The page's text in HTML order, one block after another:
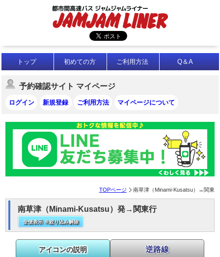
トップ 初めての方 ご利用方法 Q＆A
予約確認サイト マイページ
ログイン 新規登録 ご利用方法 マイページについて
TOPページ 南草津（Minami-Kusatsu）→関東
南草津（Minami-Kusatsu）発→関東行
全便表示 ※絞り込み解除
アイコンの説明 逆路線